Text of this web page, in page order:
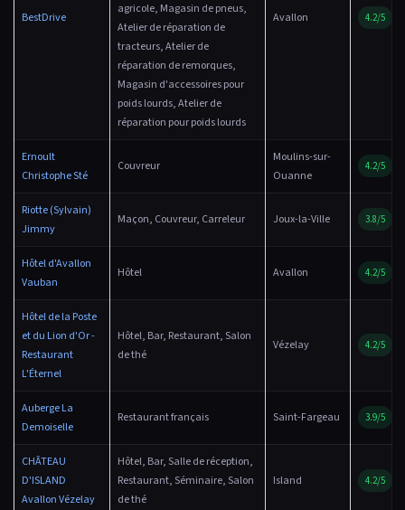
BestDrive
agricole, Magasin de pneus,
Atelier de réparation de
tracteurs, Atelier de
réparation de remorques,
Magasin d'accessoires pour
poids lourds, Atelier de
réparation pour poids lourds
Avallon 4.2/5
Ernoult
Christophe Sté
Couvreur
Moulins-sur-
Ouanne
4.2/5
Riotte (Sylvain)
Jimmy
Maçon, Couvreur, Carreleur Joux-la-Ville 3.8/5
Hôtel d'Avallon
Vauban
Hôtel Avallon 4.2/5
Hôtel de la Poste
et du Lion d'Or -
Restaurant
L'Éternel
Hôtel, Bar, Restaurant, Salon
de thé
Vézelay 4.2/5
Auberge La
Demoiselle
Restaurant français Saint-Fargeau 3.9/5
CHÂTEAU
D'ISLAND
Avallon Vézelay
Hôtel, Bar, Salle de réception,
Restaurant, Séminaire, Salon
de thé
Island 4.2/5